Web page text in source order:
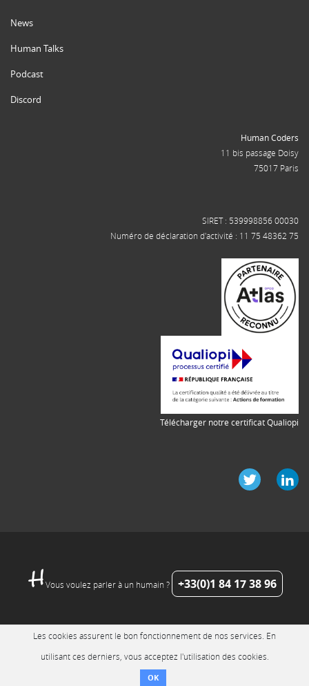
News
Human Talks
Podcast
Discord
Human Coders
11 bis passage Doisy
75017 Paris
SIRET : 539998856 00030
Numéro de déclaration d'activité : 11 75 48362 75
Télécharger notre certificat Qualiopi
Vous voulez parler à un humain ? +33(0)1 84 17 38 96
Les cookies assurent le bon fonctionnement de nos services. En
utilisant ces derniers, vous acceptez l'utilisation des cookies.
OK